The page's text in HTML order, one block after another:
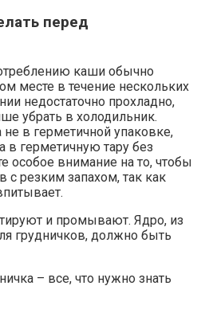
перед
каши обычно
месте в течение нескольких
недостаточно прохладно,
убрать в холодильник.
не в герметичной упаковке,
герметичную тару без
особое внимание на то, чтобы
с резким запахом, так как
и промывают. Ядро, из
грудничков, должно быть
– все, что нужно знать